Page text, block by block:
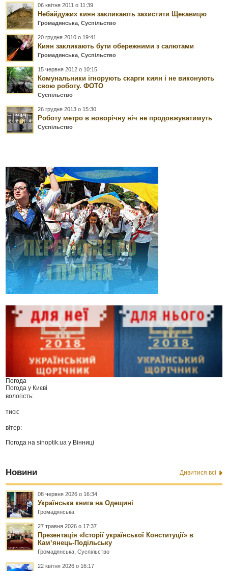
06 квітня 2011 о 11:39
Небайдужих киян закликають захистити Щекавицю
Громадянська ,Суспільство
20 грудня 2010 о 19:41
Киян закликають бути обережними з салютами
Громадянська ,Суспільство
15 червня 2012 о 10:15
Комунальники ігнорують скарги киян і не виконують
свою роботу. ФОТО
Суспільство
26 грудня 2013 о 15:30
Роботу метро в новорічну ніч не продовжуватимуть
Суспільство
Погода
Погода у Києві
вологість:
тиск:
вітер:
Погода наsinoptik.ua у Вінниці
Новини Дивитися всі
08 червня 2026 о 16:34
Українська книга на Одещині
Громадянська
27 травня 2026 о 17:37
Презентація «Історії української Конституції» в
Камʼянець-Подільську
Громадянська ,Суспільство
22 квітня 2026 о 16:17